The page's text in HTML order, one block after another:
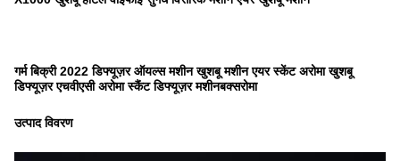
गर्म बिक्री 2022 डिफ्यूज़र ऑयल्स मशीन खुशबू मशीन एयर स्केंट अरोमा खुशबू
डिफ्यूज़र एचवीएसी अरोमा स्कैंट डिफ्यूज़र मशीनबक्सरोमा
उत्पाद विवरण